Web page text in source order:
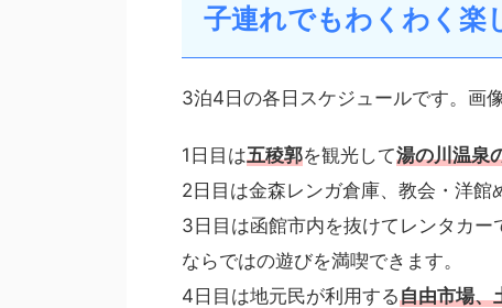
子連れでもわくわく楽
3泊4日の各日スケジュールです。画
1日目は五稜郭を観光して湯の川温泉
2日目は金森レンガ倉庫、教会・洋館
3日目は函館市内を抜けてレンタカー
ならではの遊びを満喫できます。
4日目は地元民が利用する自由市場、